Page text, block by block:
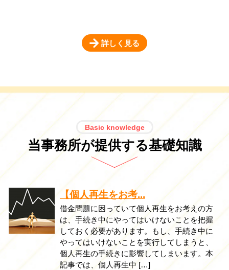
詳しく見る
Basic knowledge
当事務所が提供する基礎知識
【個人再生をお考...
借金問題に困っていて個人再生をお考えの方
は、手続き中にやってはいけないことを把握
しておく必要があります。もし、手続き中に
やってはいけないことを実行してしまうと、
個人再生の手続きに影響してしまいます。本
記事では、個人再生中 […]